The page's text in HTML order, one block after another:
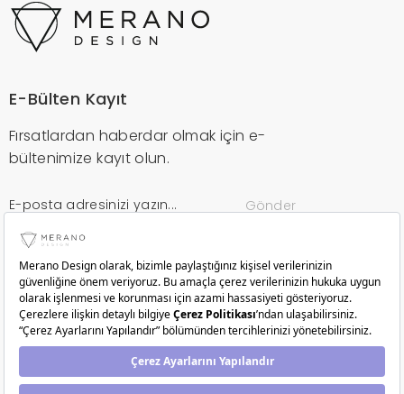
E-Bülten Kayıt
Fırsatlardan haberdar olmak için e-
bültenimize kayıt olun.
Gönder
Kurumsal
Müşteri Hizmetleri